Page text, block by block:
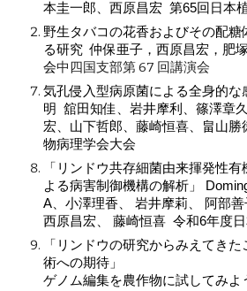
本圭一郎、西原昌宏 第65回日本
野生タバコの花香およびその配糖
る研究 仲保亜子，西原昌宏，肥
会中四国支部第 67 回講演会
気孔侵入型病原菌による全身的な
明 舘田知佳、岩井摩利、篠澤章
宏、山下哲郎、藤崎恒喜、畠山
物病理学会大会
「リンドウ共存細菌由来揮発性
よる病害制御機構の解析」
A、小澤理香、 岩井摩莉、 阿部善
西原昌宏、 藤崎恒喜 令和6年度
「 リンドウの研究からみえてき
術への期待」
ゲノム編集を農作物に試して